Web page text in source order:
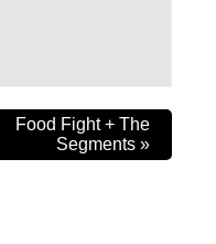
Food Fight + The
Segments »